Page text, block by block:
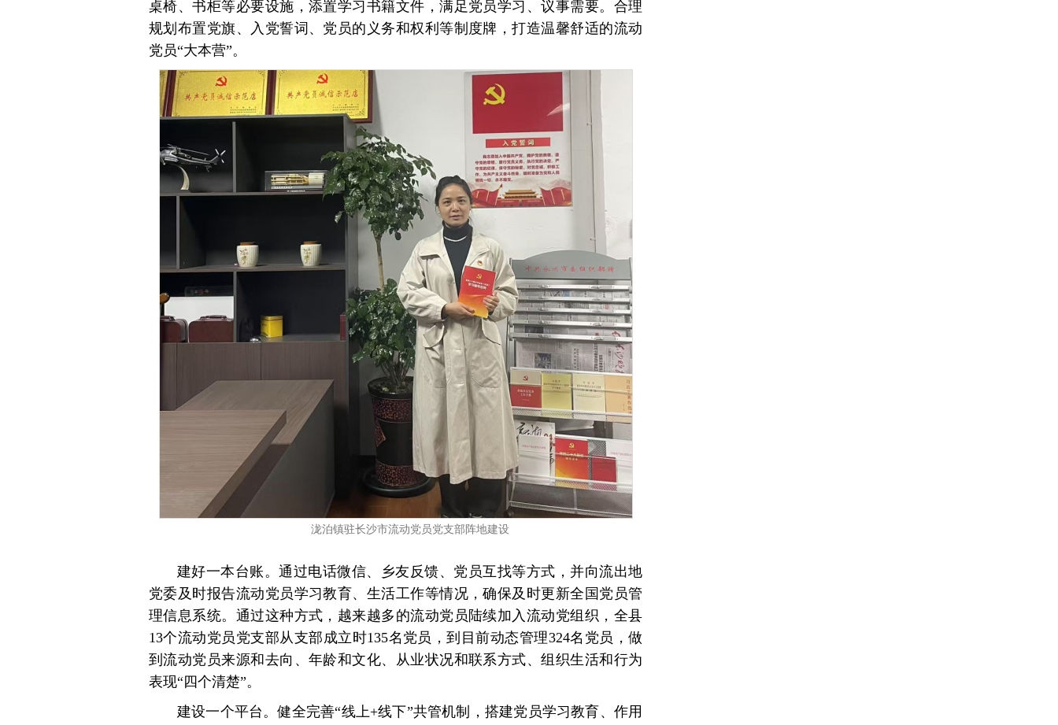
桌椅、书柜等必要设施，添置学习书籍文件，满足党员学习、议事需要。合理
规划布置党旗、入党誓词、党员的义务和权利等制度牌，打造温馨舒适的流动
党员“大本营”。
泷泊镇驻长沙市流动党员党支部阵地建设
建好一本台账。通过电话微信、乡友反馈、党员互找等方式，并向流出地
党委及时报告流动党员学习教育、生活工作等情况，确保及时更新全国党员管
理信息系统。通过这种方式，越来越多的流动党员陆续加入流动党组织，全县
13个流动党员党支部从支部成立时135名党员，到目前动态管理324名党员，做
到流动党员来源和去向、年龄和文化、从业状况和联系方式、组织生活和行为
表现“四个清楚”。
建设一个平台。健全完善“线上+线下”共管机制，搭建党员学习教育、作用